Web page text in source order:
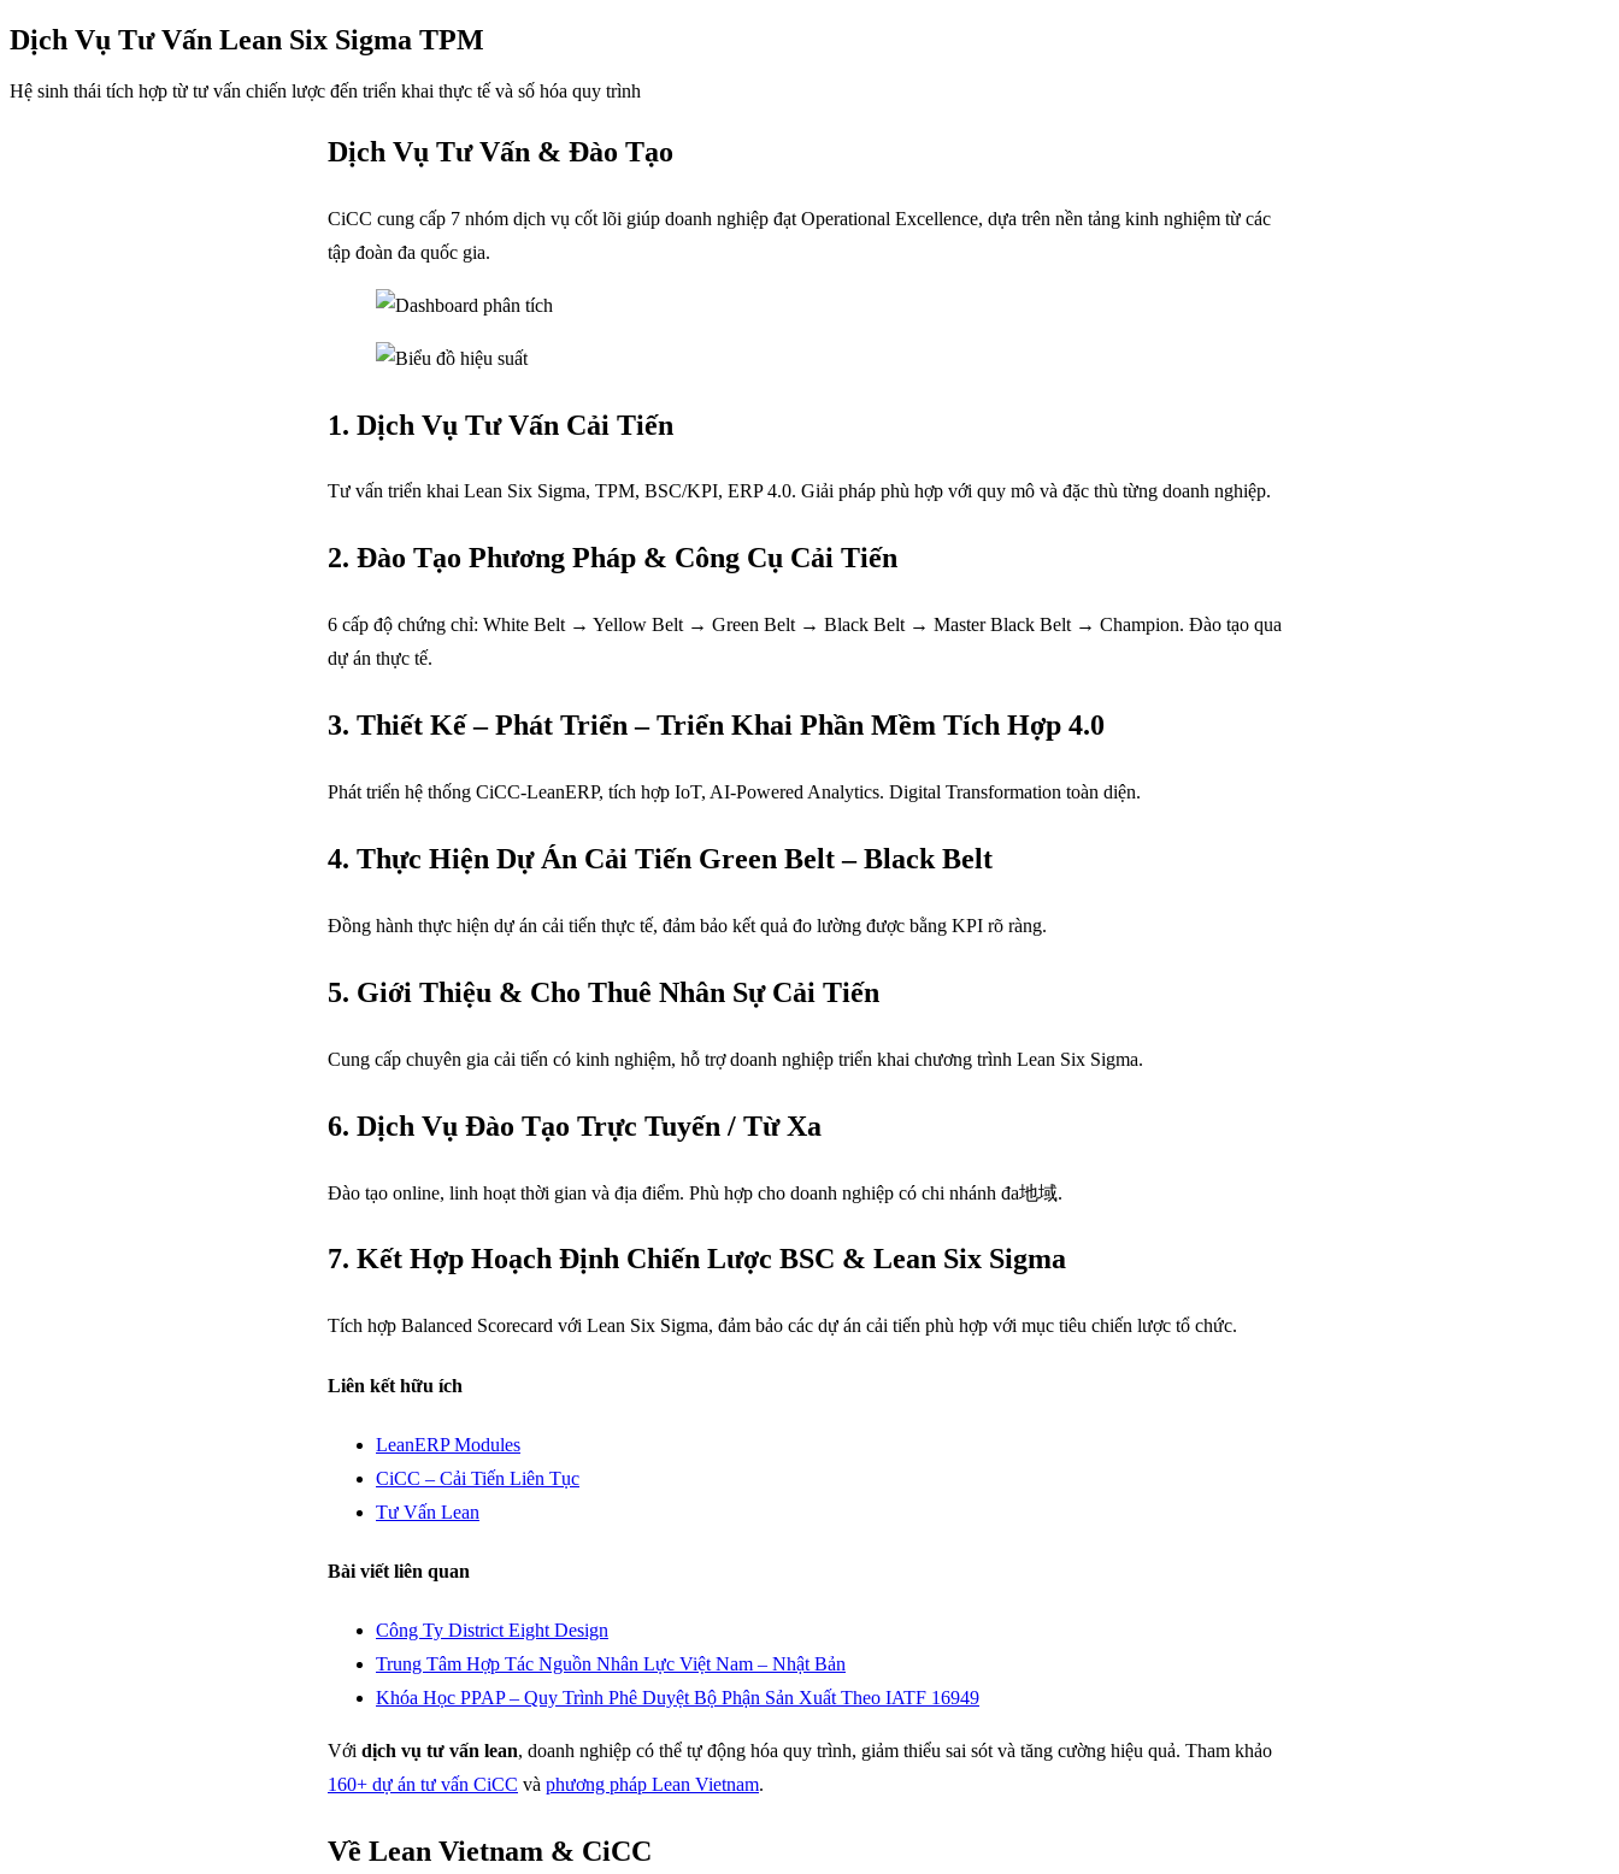
Dịch Vụ Tư Vấn Lean Six Sigma TPM
Hệ sinh thái tích hợp từ tư vấn chiến lược đến triển khai thực tế và số hóa quy trình
Dịch Vụ Tư Vấn & Đào Tạo
CiCC cung cấp 7 nhóm dịch vụ cốt lõi giúp doanh nghiệp đạt Operational Excellence, dựa trên nền tảng kinh nghiệm từ các
tập đoàn đa quốc gia.
1. Dịch Vụ Tư Vấn Cải Tiến
Tư vấn triển khai Lean Six Sigma, TPM, BSC/KPI, ERP 4.0. Giải pháp phù hợp với quy mô và đặc thù từng doanh nghiệp.
2. Đào Tạo Phương Pháp & Công Cụ Cải Tiến
6 cấp độ chứng chỉ: White Belt → Yellow Belt → Green Belt → Black Belt → Master Black Belt → Champion. Đào tạo qua
dự án thực tế.
3. Thiết Kế – Phát Triển – Triển Khai Phần Mềm Tích Hợp 4.0
Phát triển hệ thống CiCC-LeanERP, tích hợp IoT, AI-Powered Analytics. Digital Transformation toàn diện.
4. Thực Hiện Dự Án Cải Tiến Green Belt – Black Belt
Đồng hành thực hiện dự án cải tiến thực tế, đảm bảo kết quả đo lường được bằng KPI rõ ràng.
5. Giới Thiệu & Cho Thuê Nhân Sự Cải Tiến
Cung cấp chuyên gia cải tiến có kinh nghiệm, hỗ trợ doanh nghiệp triển khai chương trình Lean Six Sigma.
6. Dịch Vụ Đào Tạo Trực Tuyến / Từ Xa
Đào tạo online, linh hoạt thời gian và địa điểm. Phù hợp cho doanh nghiệp có chi nhánh đa地域.
7. Kết Hợp Hoạch Định Chiến Lược BSC & Lean Six Sigma
Tích hợp Balanced Scorecard với Lean Six Sigma, đảm bảo các dự án cải tiến phù hợp với mục tiêu chiến lược tổ chức.
Liên kết hữu ích
LeanERP Modules
CiCC – Cải Tiến Liên Tục
Tư Vấn Lean
Bài viết liên quan
Công Ty District Eight Design
Trung Tâm Hợp Tác Nguồn Nhân Lực Việt Nam – Nhật Bản
Khóa Học PPAP – Quy Trình Phê Duyệt Bộ Phận Sản Xuất Theo IATF 16949
Với dịch vụ tư vấn lean, doanh nghiệp có thể tự động hóa quy trình, giảm thiểu sai sót và tăng cường hiệu quả. Tham khảo
160+ dự án tư vấn CiCC và phương pháp Lean Vietnam.
Về Lean Vietnam & CiCC